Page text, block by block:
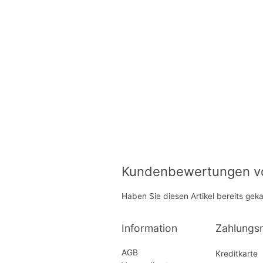
Kundenbewertungen
Haben Sie diesen Artikel bereits
Information
AGB
Kreditkarte